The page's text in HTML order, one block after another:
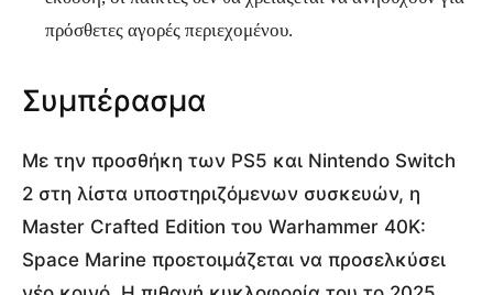
πρόσθετες αγορές περιεχομένου.
Συμπέρασμα
Με την προσθήκη των PS5 και Nintendo Switch
2 στη λίστα υποστηριζόμενων συσκευών, η
Master Crafted Edition του Warhammer 40K:
Space Marine προετοιμάζεται να προσελκύσει